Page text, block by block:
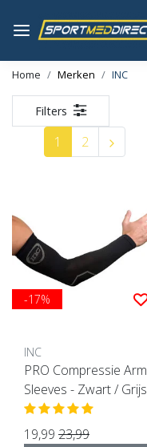
Home Merken INC
Filters
1 2
-17%
INC
PRO Compressie Arm
Sleeves - Zwart / Grijs
19,99 23,99